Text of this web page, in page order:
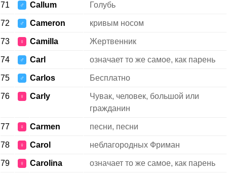
71 ♂ Callum Голубь
72 ♂ Cameron кривым носом
73 ♀ Camilla Жертвенник
74 ♂ Carl означает то же самое, как парень
75 ♂ Carlos Бесплатно
76 ♀ Carly
Чувак, человек, большой или
гражданин
77 ♀ Carmen песни, песни
78 ♀ Carol неблагородных Фриман
79 ♀ Carolina означает то же самое, как парень